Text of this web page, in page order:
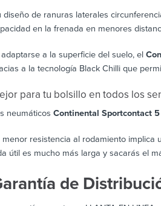
diseño de ranuras laterales
en la frenada en menores
a la superficie del suelo, el
a la tecnología Black Chilli que
para tu bolsillo en todos los
neumáticos Continental Sportcontact 5
menor resistencia al rodamiento implica
útil es mucho más larga y sacarás el
de